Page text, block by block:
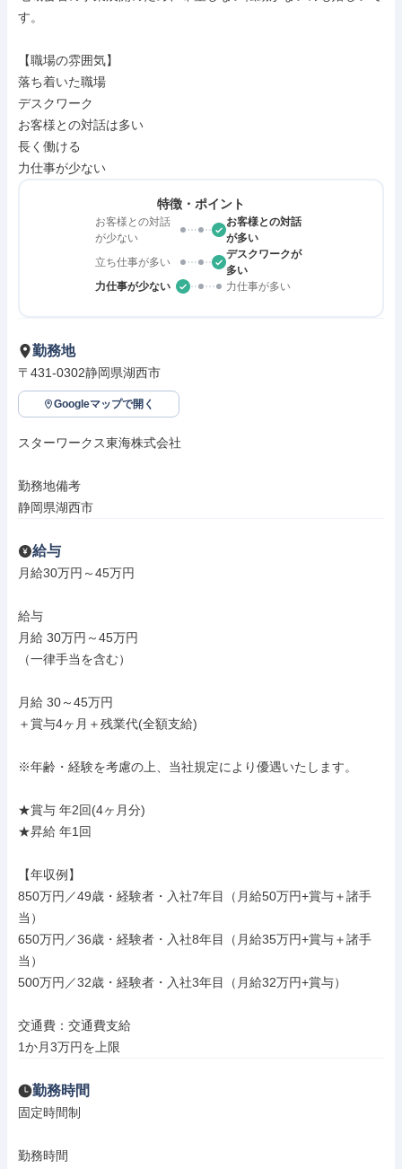
す。
【職場の雰囲気】
落ち着いた職場
デスクワーク
お客様との対話は多い
長く働ける
力仕事が少ない
特徴・ポイント
お客様との対話
が少ない
お客様との対話
が多い
立ち仕事が多い
デスクワークが
多い
力仕事が少ない
力仕事が多い
勤務地
〒431-0302静岡県湖西市
Googleマップで開く
スターワークス東海株式会社
勤務地備考
静岡県湖西市
給与
月給30万円～45万円
給与
月給 30万円～45万円
（一律手当を含む）
月給 30～45万円
＋賞与4ヶ月＋残業代(全額支給)
※年齢・経験を考慮の上、当社規定により優遇いたします。
★賞与 年2回(4ヶ月分)
★昇給 年1回
【年収例】
850万円／49歳・経験者・入社7年目（月給50万円+賞与＋諸手
当）
650万円／36歳・経験者・入社8年目（月給35万円+賞与＋諸手
当）
500万円／32歳・経験者・入社3年目（月給32万円+賞与）
交通費：交通費支給
1か月3万円を上限
勤務時間
固定時間制
勤務時間